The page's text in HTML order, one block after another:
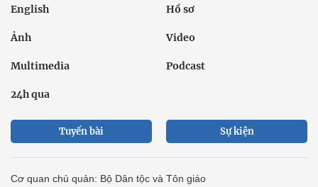
English Hồ sơ
Ảnh Video
Multimedia Podcast
24h qua
Tuyến bài Sự kiện
Cơ quan chủ quản: Bộ Dân tộc và Tôn giáo